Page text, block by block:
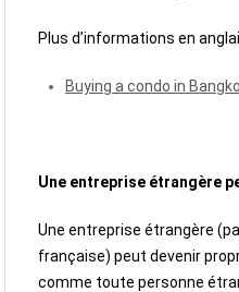
Plus d’informations en
Buying a condo in
Une entreprise étrangère
Une entreprise étrangère
française) peut devenir
comme toute personne